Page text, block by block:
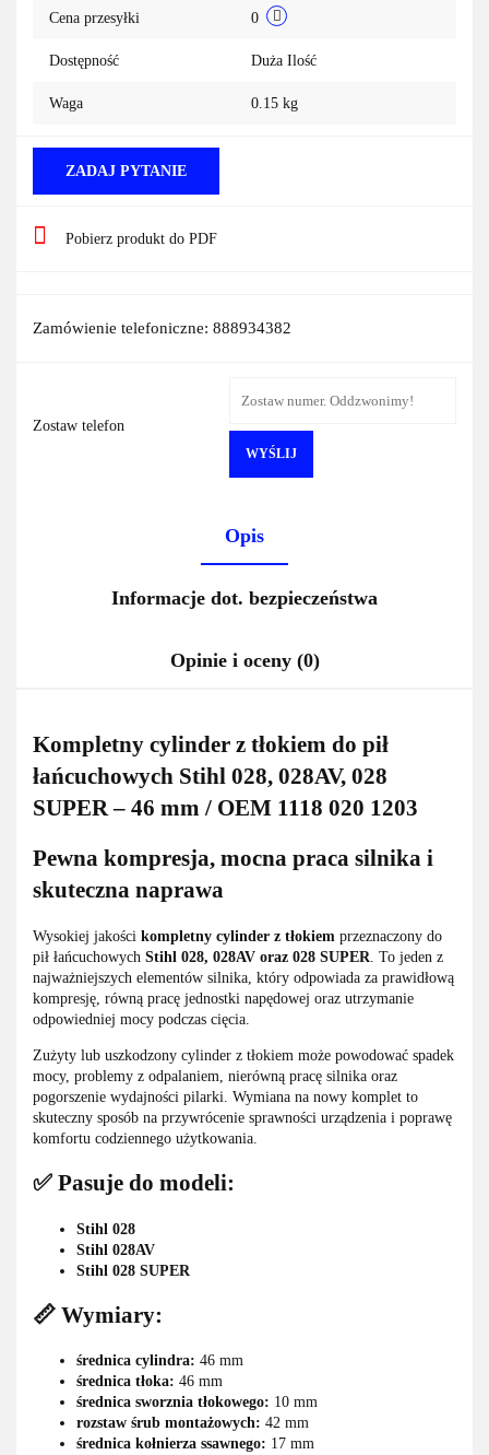
Cena przesyłki 0
Dostępność Duża Ilość
Waga 0.15 kg
ZADAJ PYTANIE
Pobierz produkt do PDF
Zamówienie telefoniczne: 888934382
Zostaw telefon
WYŚLIJ
Opis
Informacje dot. bezpieczeństwa
Opinie i oceny (0)
Kompletny cylinder z tłokiem do pił
łańcuchowych Stihl 028, 028AV, 028
SUPER – 46 mm / OEM 1118 020 1203
Pewna kompresja, mocna praca silnika i
skuteczna naprawa
Wysokiej jakości kompletny cylinder z tłokiem przeznaczony do
pił łańcuchowych Stihl 028, 028AV oraz 028 SUPER . To jeden z
najważniejszych elementów silnika, który odpowiada za prawidłową
kompresję, równą pracę jednostki napędowej oraz utrzymanie
odpowiedniej mocy podczas cięcia.
Zużyty lub uszkodzony cylinder z tłokiem może powodować spadek
mocy, problemy z odpalaniem, nierówną pracę silnika oraz
pogorszenie wydajności pilarki. Wymiana na nowy komplet to
skuteczny sposób na przywrócenie sprawności urządzenia i poprawę
komfortu codziennego użytkowania.
✅ Pasuje do modeli:
Stihl 028
Stihl 028AV
Stihl 028 SUPER
📏 Wymiary:
średnica cylindra: 46 mm
średnica tłoka: 46 mm
średnica sworznia tłokowego: 10 mm
rozstaw śrub montażowych: 42 mm
średnica kołnierza ssawnego: 17 mm